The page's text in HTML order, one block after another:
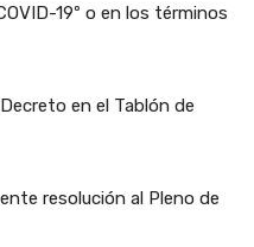
19º o en los términos
en el Tablón de
resolución al Pleno de